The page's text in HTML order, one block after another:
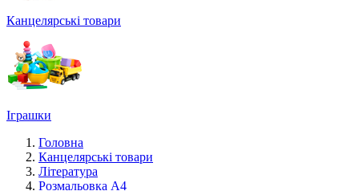
Канцелярські товари
Іграшки
Головна
Канцелярські товари
Література
Розмальовка А4